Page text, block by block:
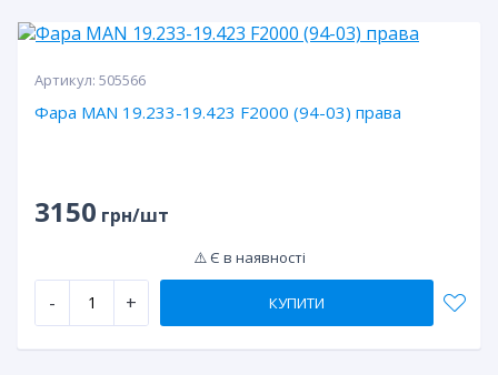
Артикул: 505566
Фара MAN 19.233-19.423 F2000 (94-03) права
3150 грн/шт
⚠️ Є в наявності
- + КУПИТИ